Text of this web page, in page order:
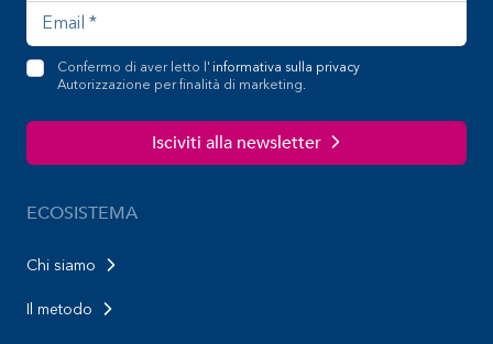
Confermo di aver letto l' informativa sulla privacy
Autorizzazione per finalità di marketing.
Isciviti alla newsletter
ECOSISTEMA
Chi siamo
Il metodo